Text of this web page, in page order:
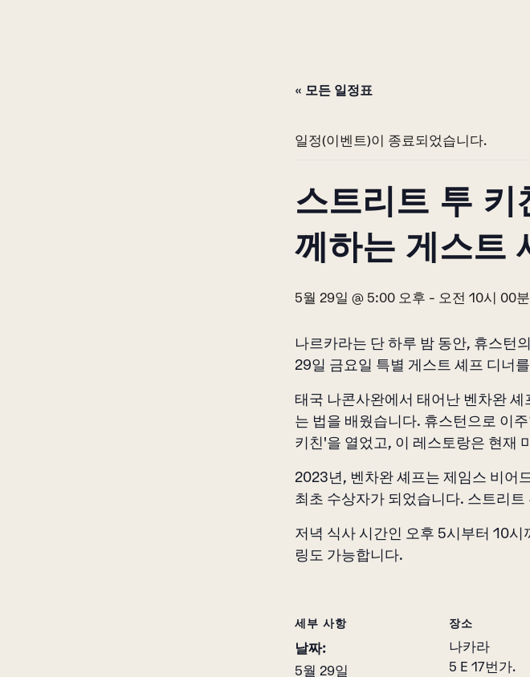
« 모든 일정표
일정(이벤트)이 종료되었습니다.
스트리트 투
께하는 게스트
5월 29일 @ 5:00 오후 - 오전 10시 00분
나르카라는 단 하루 밤 동안, 휴스턴
29일 금요일 특별 게스트 셰프 디너
태국 나콘사완에서 태어난 벤차완
는 법을 배웠습니다. 휴스턴으로 이
키친'을 열었고, 이 레스토랑은 현재
2023년, 벤차완 셰프는 제임스 비어
최초 수상자가 되었습니다. 스트리
저녁 식사 시간인 오후 5시부터 10
링도 가능합니다.
세부 사항
날짜:
5월 29일
장소
나카라
5 E 17번가.